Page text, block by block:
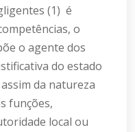
(1) é
o
o agente dos
do estado
da natureza
funções,
local ou